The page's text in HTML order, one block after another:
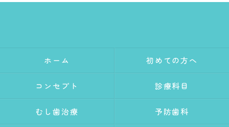
ホーム 初めての方へ
コンセプト 診療科目
むし歯治療 予防歯科